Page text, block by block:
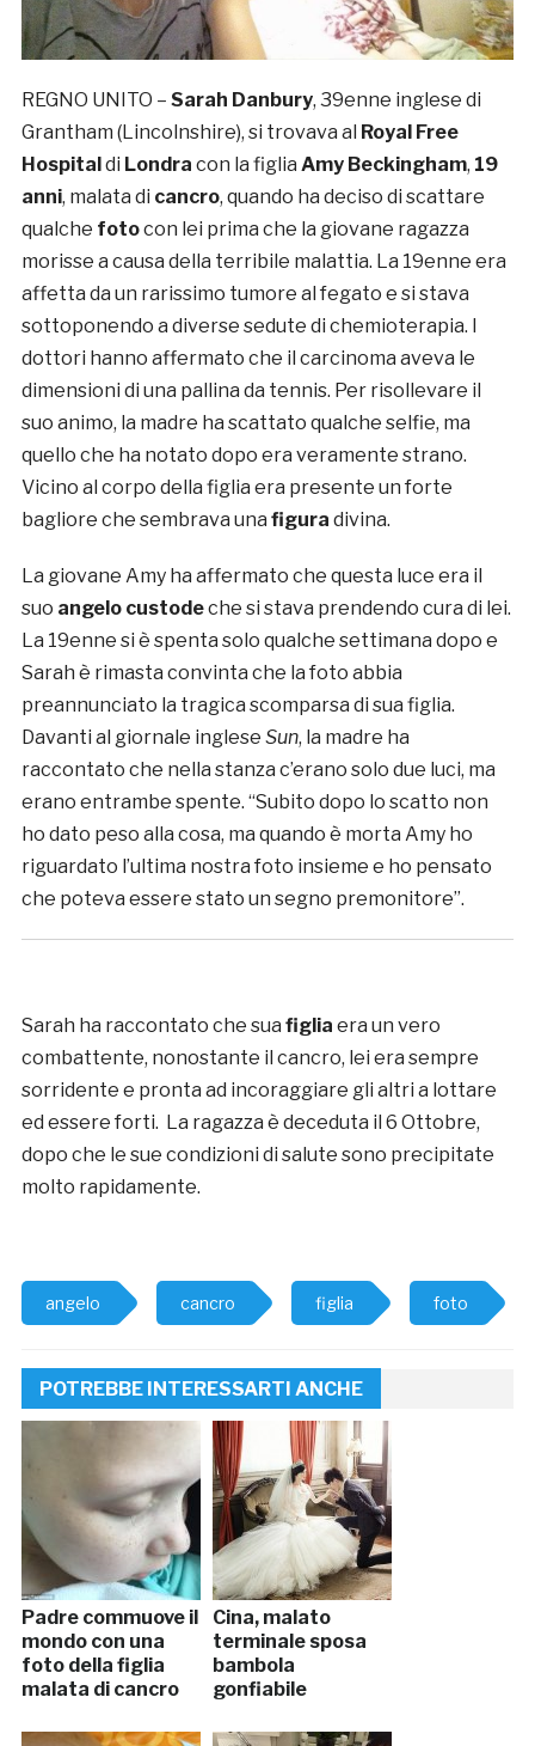
REGNO UNITO – Sarah Danbury, 39enne inglese di
Grantham (Lincolnshire), si trovava al Royal Free
Hospitaldi Londra con la figlia Amy Beckingham, 19
anni, malata di cancro, quando ha deciso di scattare
qualche fotocon lei prima che la giovane ragazza
morisse a causa della terribile malattia. La 19enne era
affetta da un rarissimo tumore al fegato e si stava
sottoponendo a diverse sedute di chemioterapia. I
dottori hanno affermato che il carcinoma aveva le
dimensioni di una pallina da tennis. Per risollevare il
suo animo, la madre ha scattato qualche selfie, ma
quello che ha notato dopo era veramente strano.
Vicino al corpo della figlia era presente un forte
bagliore che sembrava una figura divina.
La giovane Amy ha affermato che questa luce era il
suo angelo custodeche si stava prendendo cura di lei.
La 19enne si è spenta solo qualche settimana dopo e
Sarah è rimasta convinta che la foto abbia
preannunciato la tragica scomparsa di sua figlia.
Davanti al giornale inglese Sun, la madre ha
raccontato che nella stanza c’erano solo due luci, ma
erano entrambe spente. “Subito dopo lo scatto non
ho dato peso alla cosa, ma quando è morta Amy ho
riguardato l’ultima nostra foto insieme e ho pensato
che poteva essere stato un segno premonitore”.
Sarah ha raccontato che sua figlia era un vero
combattente, nonostante il cancro, lei era sempre
sorridente e pronta ad incoraggiare gli altri a lottare
ed essere forti. La ragazza è deceduta il 6 Ottobre,
dopo che le sue condizioni di salute sono precipitate
molto rapidamente.
angelo cancro figlia foto
POTREBBE INTERESSARTI ANCHE
Padre commuove il
mondo con una
foto della figlia
malata di cancro
Cina, malato
terminale sposa
bambola
gonfiabile